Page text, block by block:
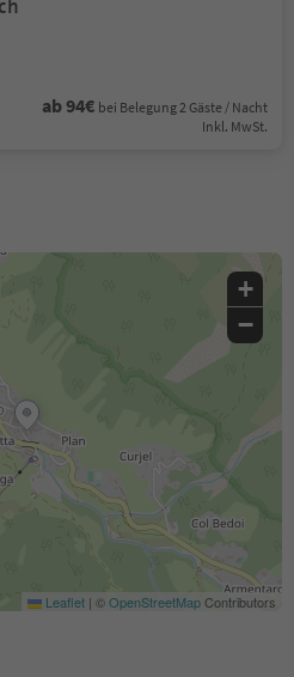
ab 94€ bei Belegung 2 Gäste / Nacht
Inkl. MwSt.
+
−
Leaflet | ©OpenStreetMapContributors